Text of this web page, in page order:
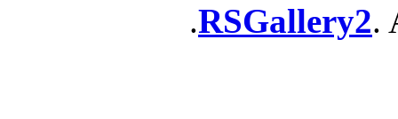
RSGallery2.